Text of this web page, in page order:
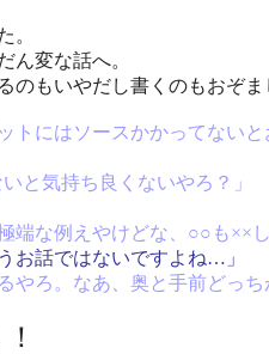
。
ん変な話へ。
のもいやだし書くのもおぞ
トにはソースかかってない
と気持ち良くないやろ？」
端な例えやけどな、○○も××
お話ではないですよね…」
やろ。なあ、奥と手前どっ